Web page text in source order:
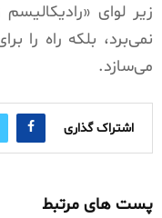
زیر لوای
نمی‌برد، بلکه راه را
می‌سازد.
اشتراک گذاری
پست های مرتبط